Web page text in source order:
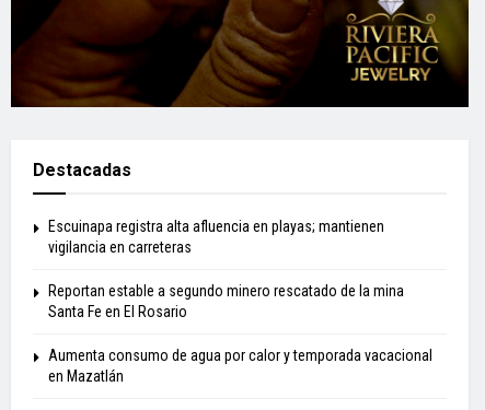
Destacadas
Escuinapa registra alta afluencia en playas; mantienen
vigilancia en carreteras
Reportan estable a segundo minero rescatado de la mina
Santa Fe en El Rosario
Aumenta consumo de agua por calor y temporada vacacional
en Mazatlán